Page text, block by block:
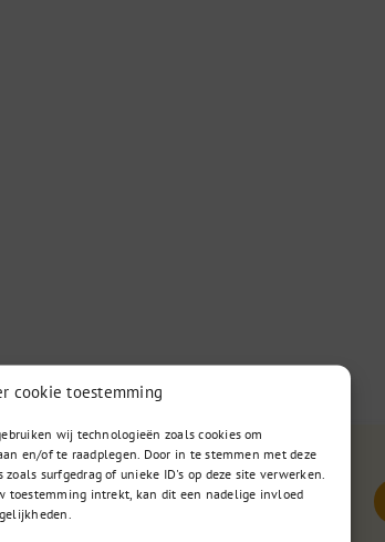
cookie toestemming
wij technologieën zoals cookies om
en/of te raadplegen. Door in te stemmen met deze
surfgedrag of unieke ID's op deze site verwerken.
toestemming intrekt, kan dit een nadelige invloed
085 – 02 98 705
Op werkdagen bereikbaar